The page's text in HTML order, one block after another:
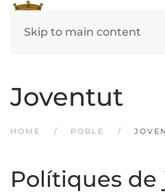
Skip to main content
Joventut
HOME POBLE
Polítiques